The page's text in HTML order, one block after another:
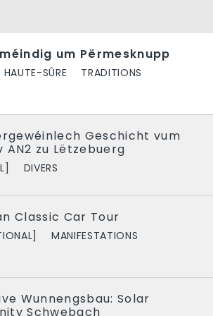
um Përmesknupp
SÛRE TRADITIONS
Geschicht vum
AN2 zu Lëtzebuerg
DIVERS
Classic Car Tour
MANIFESTATIONS
Wunnengsbau: Solar
Schwebach